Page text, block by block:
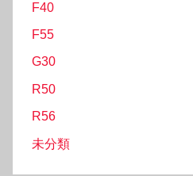
F40
F55
G30
R50
R56
未分類